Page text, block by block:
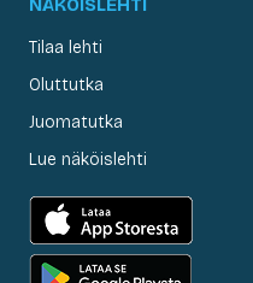
NÄKÖISLEHTI
Tilaa lehti
Oluttutka
Juomatutka
Lue näköislehti